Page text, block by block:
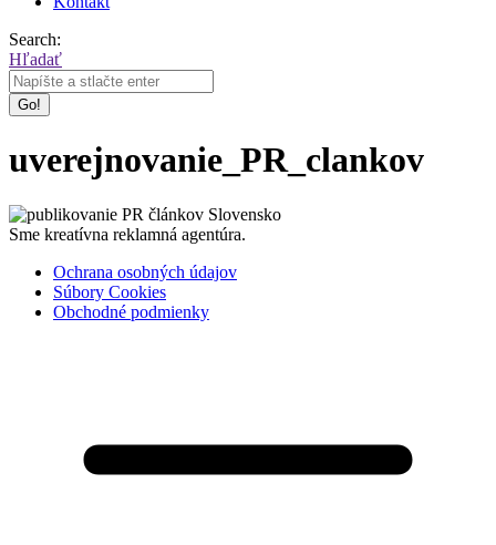
Search:
Hľadať
uverejnovanie_PR_clankov
Sme kreatívna reklamná agentúra.
Ochrana osobných údajov
Súbory Cookies
Obchodné podmienky